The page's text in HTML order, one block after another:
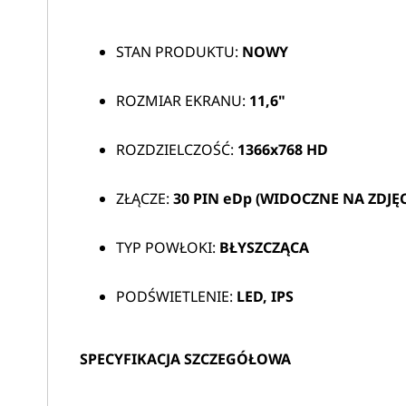
STAN PRODUKTU: NOWY
ROZMIAR EKRANU: 11,6"
ROZDZIELCZOŚĆ: 1366x768 HD
ZŁĄCZE: 30 PIN eDp (WIDOCZNE NA
TYP POWŁOKI: BŁYSZCZĄCA
PODŚWIETLENIE: LED, IPS
SPECYFIKACJA SZCZEGÓŁOWA